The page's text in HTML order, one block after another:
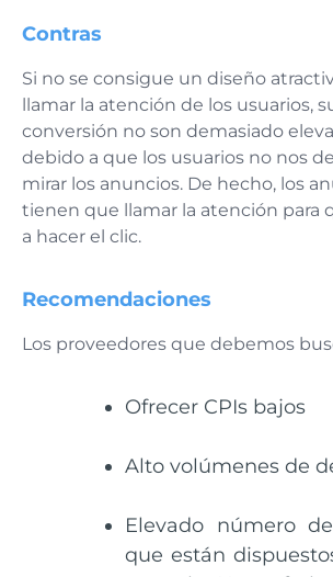
Contras
Si no se consigue un diseño
llamar la atención de los usuarios,
conversión no son demasiado
debido a que los usuarios no nos
mirar los anuncios. De hecho, los
tienen que llamar la atención para
a hacer el clic.
Recomendaciones
Los proveedores que debemos
Ofrecer CPIs bajos
Alto volúmenes de
Elevado número
que están